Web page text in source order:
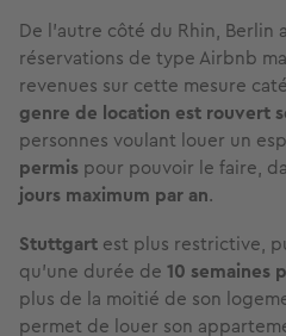
De l'autre côté du Rhin, Berlin
réservations de type Airbnb
revenues sur cette mesure
genre de location est rouvert
personnes voulant louer un
permis pour pouvoir le faire,
jours maximum par an.
Stuttgart est plus restrictive,
qu'une durée de 10 semaines
plus de la moitié de son
permet de louer son